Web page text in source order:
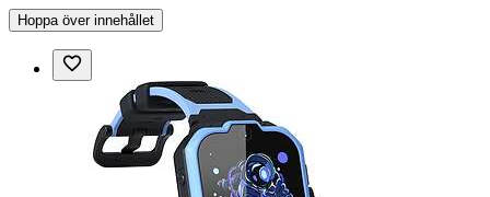
Hoppa över innehållet